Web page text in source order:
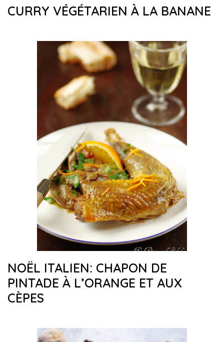
CURRY VÉGÉTARIEN À LA BANANE
NOËL ITALIEN: CHAPON DE
PINTADE À L’ORANGE ET AUX
CÈPES